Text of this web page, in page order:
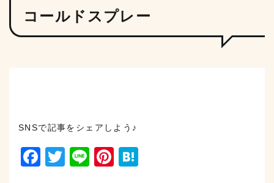
コールドスプレー
SNSで記事をシェアしよう♪
Facebook
Twitter
LinePinterest